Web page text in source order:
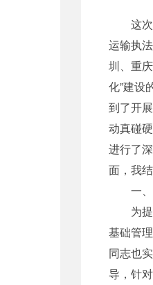
这次
运输执
圳、重
化”建设
到了开
动真碰
进行了
面，我
一、
为提
基础管
同志也
导，针